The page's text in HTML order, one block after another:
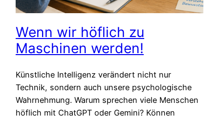
Wenn wir höflich zu
Maschinen werden!
Künstliche Intelligenz verändert nicht nur
Technik, sondern auch unsere psychologische
Wahrnehmung. Warum sprechen viele Menschen
höflich mit ChatGPT oder Gemini? Können